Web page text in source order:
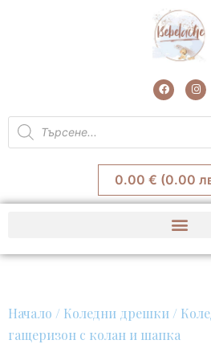
F
a
c
e
o
I
n
s
t
r
m
Products
search
0.00 € (0.00
Начало / Коледни дрешки /
гащеризон с колан и шапка